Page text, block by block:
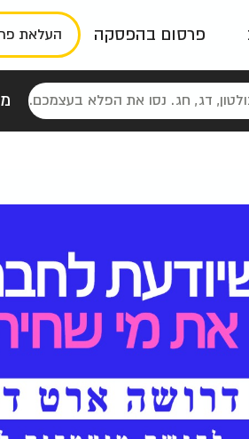
פרסום בהפסקה העלאת
כרזות טיפוגרפי